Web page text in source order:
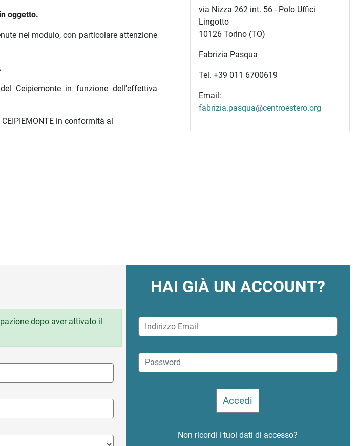
oggetto.
nel modulo, con particolare attenzione
Ceipiemonte in funzione dell'effettiva
in conformità al
via Nizza 262 int. 56 - Polo Uffici
Lingotto
10126 Torino (TO)
Fabrizia Pasqua
Tel. +39 011 6700619
Email:
fabrizia.pasqua@centroestero.org
dopo aver attivato il
HAI GIÀ UN ACCOUNT?
Non ricordi i tuoi dati di accesso?